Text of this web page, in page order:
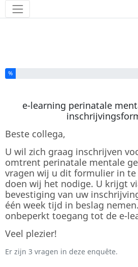
Hulpmiddelen
U heeft % van deze enquête ingevuld
%
e-learning perinatale
Beste collega,
U wil zich graag inschrijven
omtrent perinatale mentale
vragen wij u dit formulier in te
doen wij het nodige. U krijgt
bevestiging van uw
één week tijd in beslag
onbeperkt toegang tot de e-
Veel plezier!
Er zijn 3 vragen in deze enquête.